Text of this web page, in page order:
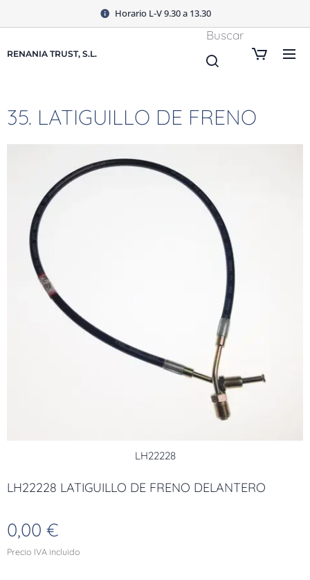
Horario L-V 9.30 a 13.30
RENANIA TRUST, S.L.
Buscar
35. LATIGUILLO DE FRENO
LH22228
LH22228 LATIGUILLO DE FRENO DELANTERO
0,00 €
Precio IVA incluido